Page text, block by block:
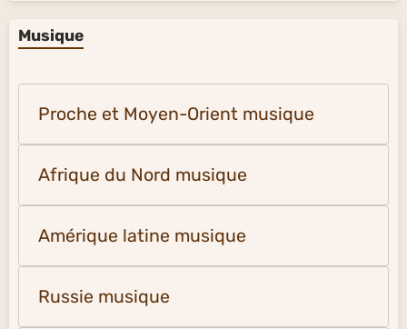
Musique
Proche et Moyen-Orient musique
Afrique du Nord musique
Amérique latine musique
Russie musique